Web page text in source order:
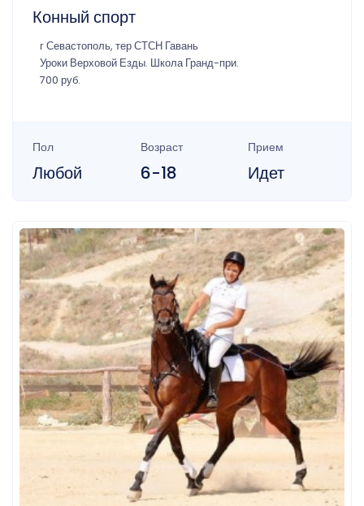
Конный спорт
г Севастополь, тер СТСН Гавань
Уроки Верховой Езды. Школа Гранд-при.
700 руб.
Пол
Любой
Возраст
6-18
Прием
Идет